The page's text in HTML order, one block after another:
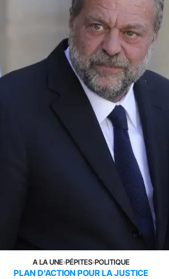
A LA UNE›PÉPITES›POLITIQUE
PLAN D'ACTION POUR LA JUSTICE